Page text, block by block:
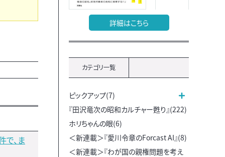
で、ま
詳細はこちら
カテゴリ一覧
ピックアップ(7)
『田沢竜次の昭和カルチャー甦り』(222)
ホリちゃんの眼(6)
＜新連載＞『愛川令章のForcast AI』(8)
＜新連載＞『わが国の親権問題を考え